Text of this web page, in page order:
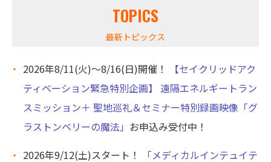
TOPICS
最新トピックス
2026年8/11(火)〜8/16(日)開催！
【セイクリッドアク
ティベーション緊急特別企画】 遠隔エネルギートラン
スミッション＋ 聖地巡礼＆セミナー特別録画映像「グ
ラストンベリーの魔法」 お申込み受付中！
2026年9/12(土)スタート！
「メディカルインテュイテ